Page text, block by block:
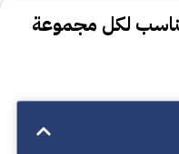
لكل مجموعة